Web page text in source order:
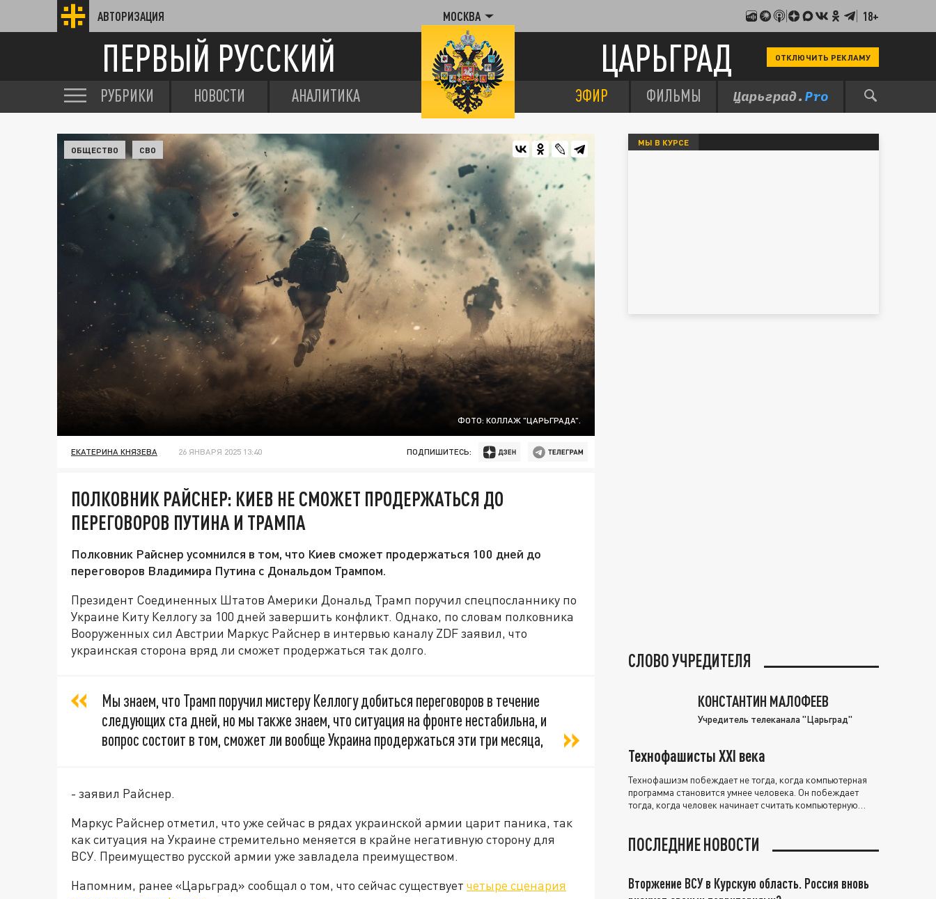
АВТОРИЗАЦИЯ МОСКВА 18+
ПЕРВЫЙ РУССКИЙ ЦАРЬГРАД ОТКЛЮЧИТЬ РЕКЛАМУ
РУБРИКИ НОВОСТИ АНАЛИТИКА ЭФИР ФИЛЬМЫ
ФОТО: КОЛЛАЖ "ЦАРЬГРАДА".
ОБЩЕСТВО СВО
ЕКАТЕРИНА КНЯЗЕВА 26 ЯНВАРЯ 2025 13:40 ПОДПИШИТЕСЬ:
ПОЛКОВНИК РАЙСНЕР: КИЕВ НЕ СМОЖЕТ ПРОДЕРЖАТЬСЯ ДО
ПЕРЕГОВОРОВ ПУТИНА И ТРАМПА
Полковник Райснер усомнился в том, что Киев сможет продержаться 100 дней до
переговоров Владимира Путина с Дональдом Трампом.
Президент Соединенных Штатов Америки Дональд Трамп поручил спецпосланнику по
Украине Киту Келлогу за 100 дней завершить конфликт. Однако, по словам полковника
Вооруженных сил Австрии Маркус Райснер в интервью каналу ZDF заявил, что
украинская сторона вряд ли сможет продержаться так долго.
Мы знаем, что Трамп поручил мистеру Келлогу добиться переговоров в течение
следующих ста дней, но мы также знаем, что ситуация на фронте нестабильна, и
вопрос состоит в том, сможет ли вообще Украина продержаться эти три месяца,
- заявил Райснер.
Маркус Райснер отметил, что уже сейчас в рядах украинской армии царит паника, так
как ситуация на Украине стремительно меняется в крайне негативную сторону для
ВСУ. Преимущество русской армии уже завладела преимуществом.
Напомним, ранее «Царьград» сообщал о том, что сейчас существует четыре сценария
МЫ В КУРСЕ
СЛОВО УЧРЕДИТЕЛЯ
КОНСТАНТИН МАЛОФЕЕВ
Учредитель телеканала "Царьград"
Технофашисты XXI века
Технофашизм побеждает не тогда, когда компьютерная
программа становится умнее человека. Он побеждает
тогда, когда человек начинает считать компьютерную
ПОСЛЕДНИЕ НОВОСТИ
Вторжение ВСУ в Курскую область. Россия вновь